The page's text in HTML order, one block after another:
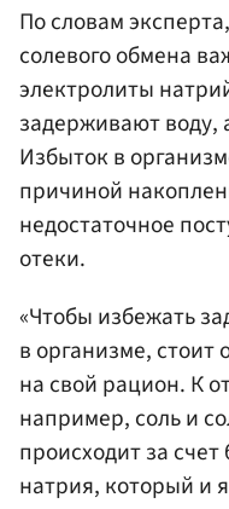
По словам
солевого обмена
электролиты
задерживают воду,
Избыток в
причиной
недостаточное
отеки.
«Чтобы избежать
в организме, стоит
на свой рацион. К
например, соль и
происходит за
натрия, который и